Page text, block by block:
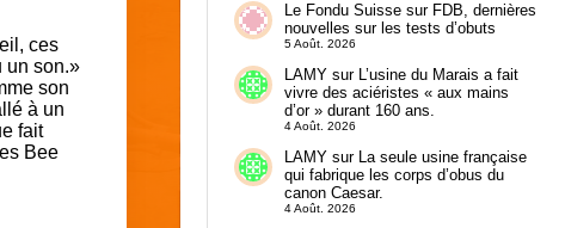
ces
un son.»
son
à un
fait
Bee
Le Fondu Suissesur FDB, dernières
nouvelles sur les tests d’obuts
5 Août. 2026
LAMYsur L’usine du Marais a fait
vivre des aciéristes « aux mains
d’or » durant 160 ans.
4 Août. 2026
LAMYsur
La seule usine française
qui fabrique les corps d’obus du
canon Caesar.
4 Août. 2026